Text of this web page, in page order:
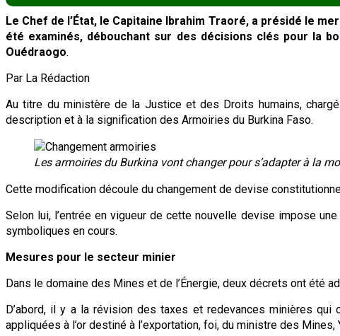
Le Chef de l’État, le Capitaine Ibrahim Traoré, a présidé le
été examinés, débouchant sur des décisions clés pour la
Ouédraogo.
Par La Rédaction
Au titre du ministère de la Justice et des Droits humains,
description et à la signification des Armoiries du Burkina Faso.
Les armoiries du Burkina vont changer pour s’adapter à la
Cette modification découle du changement de devise
Selon lui, l’entrée en vigueur de cette nouvelle devise impose
symboliques en cours.
Mesures pour le secteur minier
Dans le domaine des Mines et de l’Énergie, deux décrets ont été
D’abord, il y a la révision des taxes et redevances minières
appliquées à l’or destiné à l’exportation, foi, du ministre des Mines,